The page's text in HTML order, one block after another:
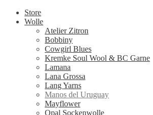
Store
Wolle
Atelier Zitron
Bobbiny
Cowgirl Blues
Kremke Soul Wool & BC Garne
Lamana
Lana Grossa
Lang Yarns
Manos del Uruguay
Mayflower
Opal Sockenwolle